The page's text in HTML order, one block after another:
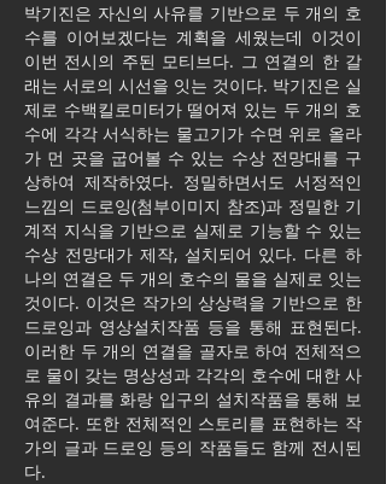
박기진은 자신의 사유를 기반으로 두 개의 호
수를 이어보겠다는 계획을 세웠는데 이것이
이번 전시의 주된 모티브다. 그 연결의 한 갈
래는 서로의 시선을 잇는 것이다. 박기진은 실
제로 수백킬로미터가 떨어져 있는 두 개의 호
수에 각각 서식하는 물고기가 수면 위로 올라
가 먼 곳을 굽어볼 수 있는 수상 전망대를 구
상하여 제작하였다. 정밀하면서도 서정적인
느낌의 드로잉(첨부이미지 참조)과 정밀한 기
계적 지식을 기반으로 실제로 기능할 수 있는
수상 전망대가 제작, 설치되어 있다. 다른 하
나의 연결은 두 개의 호수의 물을 실제로 잇는
것이다. 이것은 작가의 상상력을 기반으로 한
드로잉과 영상설치작품 등을 통해 표현된다.
이러한 두 개의 연결을 골자로 하여 전체적으
로 물이 갖는 명상성과 각각의 호수에 대한 사
유의 결과를 화랑 입구의 설치작품을 통해 보
여준다. 또한 전체적인 스토리를 표현하는 작
가의 글과 드로잉 등의 작품들도 함께 전시된
다.